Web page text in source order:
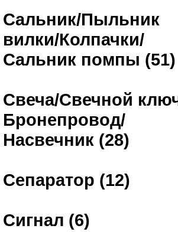
Сальник/Пыльник
вилки/Колпачки/
Сальник помпы (51)
Свеча/Свечной
Бронепровод/
Насвечник (28)
Сепаратор (12)
Сигнал (6)